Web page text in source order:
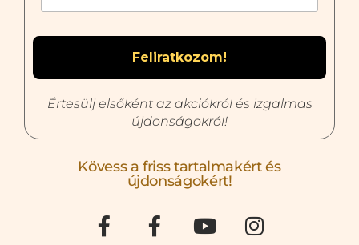
Értesülj elsőként az akciókról és izgalmas
újdonságokról!
Kövess a friss tartalmakért és
újdonságokért!